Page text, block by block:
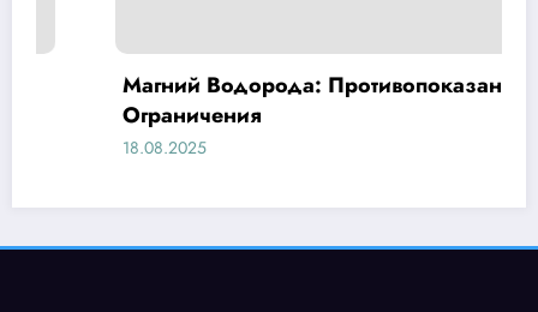
Магний Водорода: Противопоказания и
Ограничения
18.08.2025